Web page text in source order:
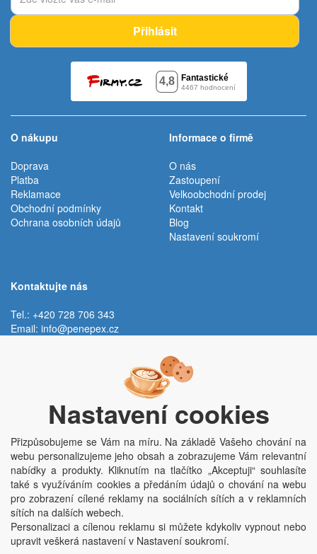
Přihlásit
O nákupu
Doprava
Platba
Reklamace
Obchodní podmínky
Ochrana osobních údajů
Informace o firmě
O nás
Zastoupení
Velkoobchodní prodej
Kontakt
Blog
Nastavení soukromí
Kontaktujte nás
Tel.: +420 728 706 343
Email: info@penepex.cz
Trávník 2076, 686 03 Staré Město
Copyright © Penepex s.r.o. 2025, powered byABRA E-shop
Penepex s.r.o., Za Špicí 1798, 686 03 Staré Město; IČO: 03220923; DIČ:
CZ03220923; zápis do obchodního rejstříku dne 22. 7. 2014, krajský soud v
Brně oddíl C, vložka 84002
Nastavení cookies
Přizpůsobujeme se Vám na míru. Na základě Vašeho chování na
webu personalizujeme jeho obsah a zobrazujeme Vám relevantní
nabídky a produkty. Kliknutím na tlačítko „Akceptuji“ souhlasíte
také s využíváním cookies a předáním údajů o chování na webu
pro zobrazení cílené reklamy na sociálních sítích a v reklamních
sítích na dalších webech.
Personalizaci a cílenou reklamu si můžete kdykoliv vypnout nebo
upravit veškerá nastavení v Nastavení soukromí.